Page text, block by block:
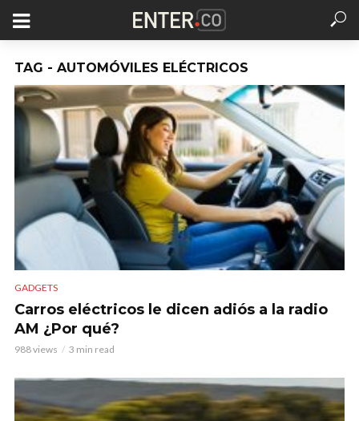
TAG - AUTOMÓVILES ELÉCTRICOS
GADGETS
Carros eléctricos le dicen adiós a la radio
AM ¿Por qué?
988 views 3 min read